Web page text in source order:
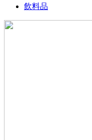
飲料品